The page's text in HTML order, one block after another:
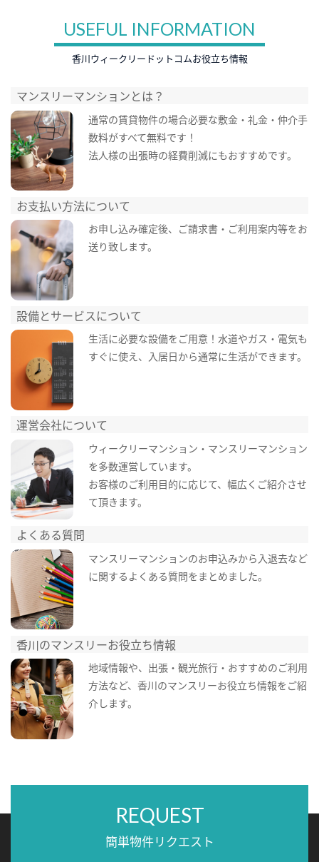
USEFUL INFORMATION
香川ウィークリードットコムお役立ち情報
マンスリーマンションとは？
通常の賃貸物件の場合必要な敷金・礼金・仲介手
数料がすべて無料です！
法人様の出張時の経費削減にもおすすめです。
お支払い方法について
お申し込み確定後、ご請求書・ご利用案内等をお
送り致します。
設備とサービスについて
生活に必要な設備をご用意！水道やガス・電気も
すぐに使え、入居日から通常に生活ができます。
運営会社について
ウィークリーマンション・マンスリーマンション
を多数運営しています。
お客様のご利用目的に応じて、幅広くご紹介させ
て頂きます。
よくある質問
マンスリーマンションのお申込みから入退去など
に関するよくある質問をまとめました。
香川のマンスリーお役立ち情報
地域情報や、出張・観光旅行・おすすめのご利用
方法など、香川のマンスリーお役立ち情報をご紹
介します。
REQUEST
簡単物件リクエスト